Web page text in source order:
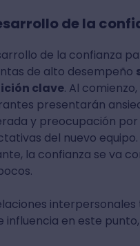
de la
de la confianza
de alto desempeño
clave. Al comienzo,
presentarán
y preocupación por
del nuevo equipo.
la confianza se va
interpersonales
influencia en este